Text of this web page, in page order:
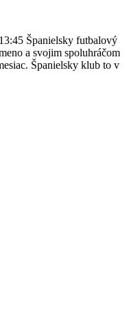
Španielsky futbalový
a svojim spoluhráčom
Španielsky klub to v